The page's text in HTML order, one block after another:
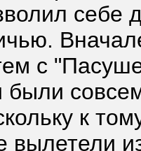
себе
с
были
к
вылетели